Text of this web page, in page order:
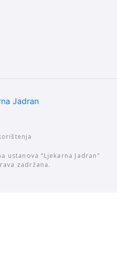
ustanova “Ljekarna Jadran”
zadržana.